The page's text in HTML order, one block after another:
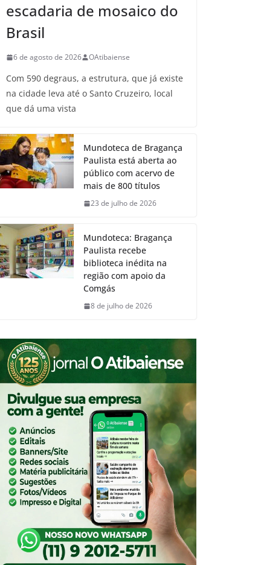
escadaria de mosaico do
Brasil
6 de agosto de 2026 OAtibaiense
Com 590 degraus, a estrutura, que já existe
na cidade leva até o Santo Cruzeiro, local
que dá uma vista
Mundoteca de Bragança
Paulista está aberta ao
público com acervo de
mais de 800 títulos
23 de julho de 2026
Mundoteca: Bragança
Paulista recebe
biblioteca inédita na
região com apoio da
Comgás
8 de julho de 2026